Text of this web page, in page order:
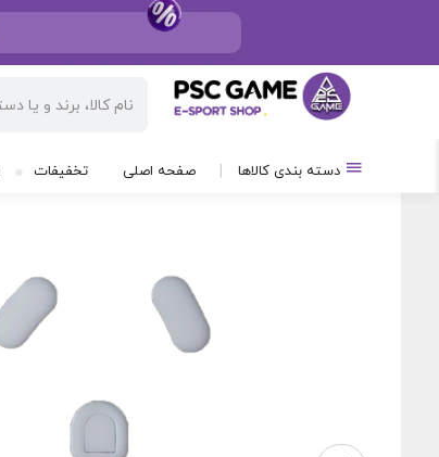
دسته بندی کالاها صفحه اصلی تخفیفات / محصولات تجهیزات گیمینگ و لوازم جانبی